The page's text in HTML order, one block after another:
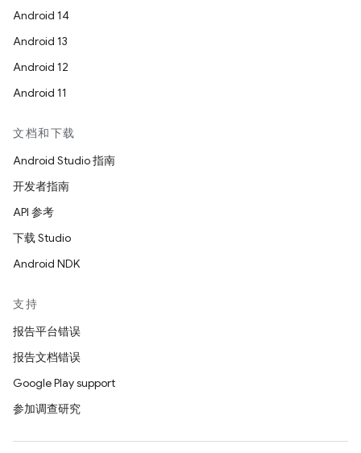
Android 14
Android 13
Android 12
Android 11
文档和下载
Android Studio 指南
开发者指南
API 参考
下载 Studio
Android NDK
支持
报告平台错误
报告文档错误
Google Play support
参加调查研究